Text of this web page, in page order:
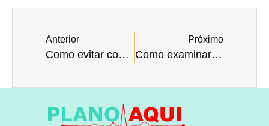
Anterior
Como evitar complicações pós-cirúrgicas?
Próximo
Como examinar a saúde bucal?